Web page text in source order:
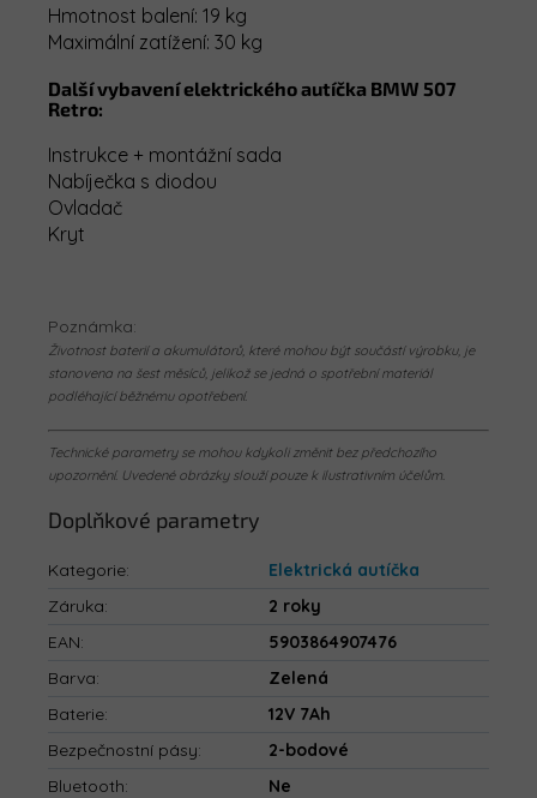
Hmotnost balení: 19 kg
Maximální zatížení: 30 kg
Další vybaveníelektrického autíčka BMW 507
Retro:
Instrukce + montážní sada
Nabíječka s diodou
Ovladač
Kryt
Poznámka:
Životnost baterií a akumulátorů, které mohou být součástí výrobku, je
stanovena na šest měsíců, jelikož se jedná o spotřební materiál
podléhající běžnému opotřebení.
Technické parametry se mohou kdykoli změnit bez předchozího
upozornění. Uvedené obrázky slouží pouze k ilustrativním účelům.
Doplňkové parametry
Kategorie:
Elektrická autíčka
Záruka:
2 roky
EAN:
5903864907476
Barva:
Zelená
Baterie:
12V 7Ah
Bezpečnostní pásy:
2-bodové
Bluetooth:
Ne